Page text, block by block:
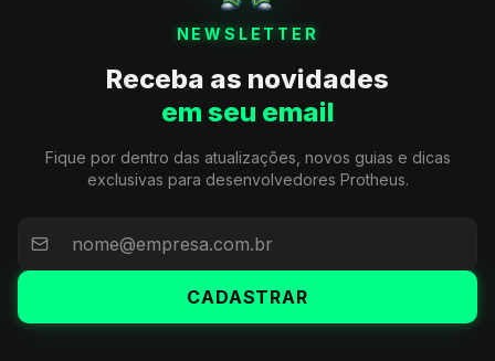
NEWSLETTER
Receba as novidades
em seu email
Fique por dentro das atualizações, novos guias e dicas
exclusivas para desenvolvedores Protheus.
CADASTRAR